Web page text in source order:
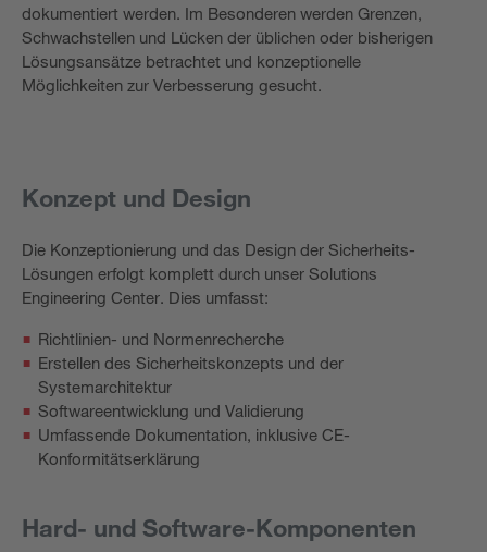
dokumentiert werden. Im Besonderen werden Grenzen,
Schwachstellen und Lücken der üblichen oder bisherigen
Lösungsansätze betrachtet und konzeptionelle
Möglichkeiten zur Verbesserung gesucht.
Konzept und Design
Die Konzeptionierung und das Design der Sicherheits-
Lösungen erfolgt komplett durch unser Solutions
Engineering Center. Dies umfasst:
Richtlinien- und Normenrecherche
Erstellen des Sicherheitskonzepts und der
Systemarchitektur
Softwareentwicklung und Validierung
Umfassende Dokumentation, inklusive CE-
Konformitätserklärung
Hard- und Software-Komponenten